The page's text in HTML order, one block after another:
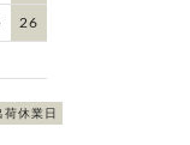
26
荷休業日